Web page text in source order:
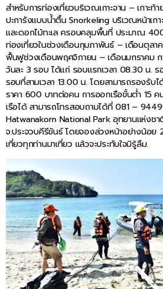
สำหรับการท่องเที่ยวบริเวณเกาะจาน – เกาะ
ปะการังแบบน้ำตื้น Snorkeling บริเวณหน้าเก
และดอกไม้ทะเล ครอบคลุมพื้นที่ ประมาณ
ท่องเที่ยวในช่วงเดือนกุมภาพันธ์ – เดือนตุลา
ฟื้นฟูช่วงเดือนพฤศจิกายน – เดือนมกราคม
วันละ 3 รอบ ได้แก่ รอบแรกเวลา 08.30 น. ร
รอบที่สามเวลา 13.00 น. โดยสามารถรองรับ
ราคา 600 บาทต่อคน การออกเรือขั้นต่ำ 15
เรือได้ สามารถโทรสอบถามได้ที่ 081 –
Hatwanakorn National Park อุทยานแห่งชา
จ.ประจวบคีรีขันธ์ โดยจองล่วงหน้าอย่างน้อ
เที่ยวทุกท่านมาเที่ยว แล้วจะประทับใจมิรู้ลืม.